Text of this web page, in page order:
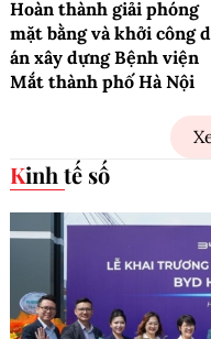
Hoàn thành giải phóng
mặt bằng và khởi công
án xây dựng Bệnh viện
Mắt thành phố Hà Nội
Kinh tế số